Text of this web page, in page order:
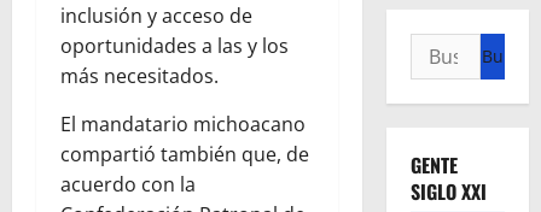
inclusión y acceso de
oportunidades a las y los
más necesitados.
El mandatario michoacano
compartió también que, de
acuerdo con la
Buscar:
GENTE
SIGLO XXI